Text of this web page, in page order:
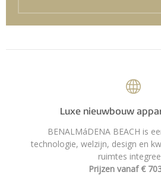
Luxe nieuwbouw
BENALMáDENA BEACH is
technologie, welzijn, design en
ruimtes
Prijzen vanaf €